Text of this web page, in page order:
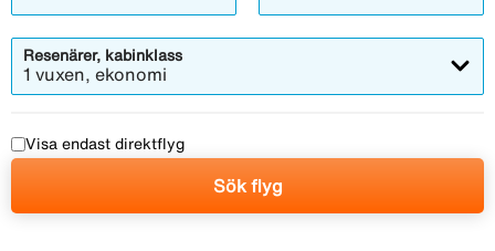
Resenärer, kabinklass
1 vuxen, ekonomi
Visa endast direktflyg
Sök flyg